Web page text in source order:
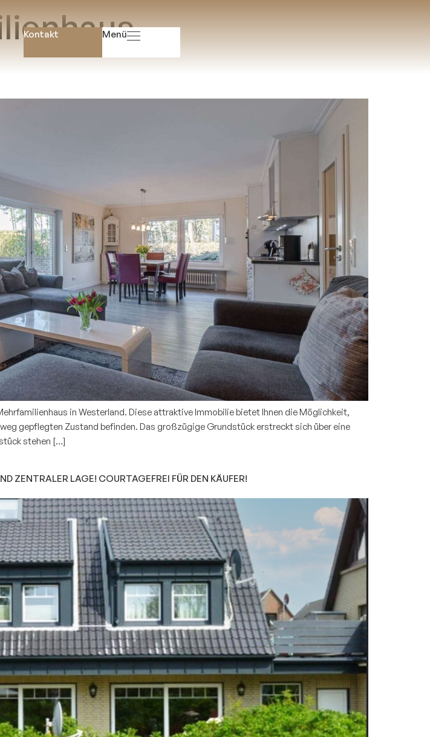
Kontakt Menü
Immobilien
Wissenswertes
Glossar
Ratgeber
Über uns
Karriere
Eigentümer-Login
in Westerland. Diese attraktive Immobilie bietet Ihnen die Möglichkeit,
gepflegten Zustand befinden. Das großzügige Grundstück erstreckt sich über eine
stehen […]
ZENTRALER LAGE! COURTAGEFREI FÜR DEN KÄUFER!